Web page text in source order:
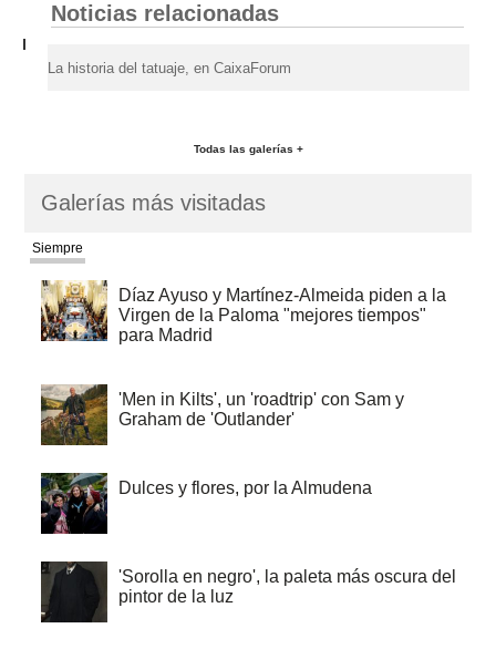
Noticias relacionadas
La historia del tatuaje, en CaixaForum
Todas las galerías +
Galerías más visitadas
Siempre
Díaz Ayuso y Martínez-Almeida piden a la
Virgen de la Paloma "mejores tiempos"
para Madrid
'Men in Kilts', un 'roadtrip' con Sam y
Graham de 'Outlander'
Dulces y flores, por la Almudena
'Sorolla en negro', la paleta más oscura del
pintor de la luz